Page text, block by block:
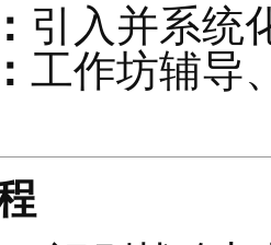
案
：解决“目
。